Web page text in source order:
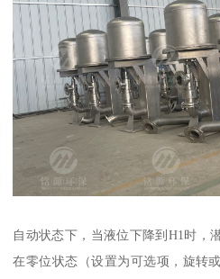
自动状态下，当液位下降到H1时，
在零位状态（设置为可选项，旋转